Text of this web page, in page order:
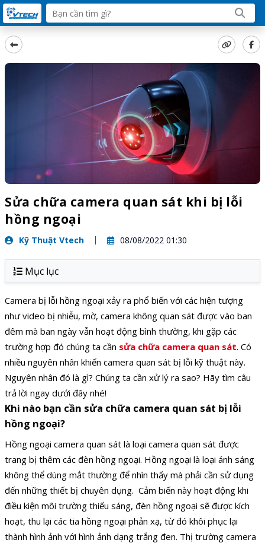
Sửa chữa camera quan sát khi bị lỗi
hồng ngoại
Kỹ Thuật Vtech 08/08/2022 01:30
Mục lục
Camera bị lỗi hồng ngoại xảy ra phổ biến với các hiện tượng
như video bị nhiễu, mờ, camera không quan sát được vào ban
đêm mà ban ngày vẫn hoạt động bình thường, khi gặp các
trường hợp đó chúng ta cần sửa chữa camera quan sát. Có
nhiều nguyên nhân khiến camera quan sát bị lỗi kỹ thuật này.
Nguyên nhân đó là gì? Chúng ta cần xử lý ra sao? Hãy tìm câu
trả lời ngay dưới đây nhé!
Khi nào bạn cần sửa chữa camera quan sát bị lỗi
hồng ngoại?
Hồng ngoại camera quan sát là loại camera quan sát được
trang bị thêm các đèn hồng ngoại. Hồng ngoại là loại ánh sáng
không thể dùng mắt thường để nhìn thấy mà phải cần sử dụng
đến những thiết bị chuyên dụng. Cảm biến này hoạt động khi
điều kiện môi trường thiếu sáng, đèn hồng ngoại sẽ được kích
hoạt, thu lại các tia hồng ngoại phản xạ, từ đó khôi phục lại
thành hình ảnh với hình ảnh dạng trắng đen. Thị trường camera